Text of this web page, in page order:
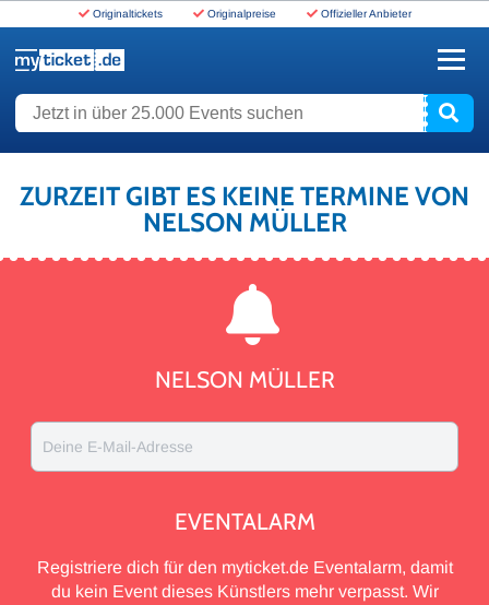
Originaltickets Originalpreise Offizieller Anbieter
Jetzt in über 25.000 Events suchen
ZURZEIT GIBT ES KEINE TERMINE VON
NELSON MÜLLER
NELSON MÜLLER
Deine E-Mail-Adresse
EVENTALARM
Registriere dich für den myticket.de Eventalarm, damit
du kein Event dieses Künstlers mehr verpasst. Wir